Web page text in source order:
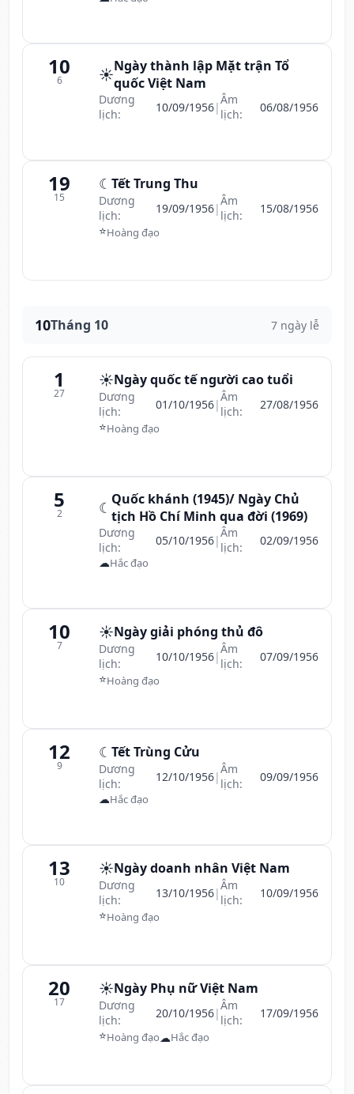
10
6 ☀️Ngày thành lập Mặt trận Tổ
quốc Việt Nam
Dương
lịch:
10/09/1956|Âm
lịch:
06/08/1956
19
15
☾ Tết Trung Thu
Dương
lịch:
19/09/1956|Âm
lịch:
15/08/1956
⭐Hoàng đạo
10Tháng 10 7 ngày lễ
1
27
☀️Ngày quốc tế người cao tuổi
Dương
lịch:
01/10/1956|Âm
lịch:
27/08/1956
⭐Hoàng đạo
5
2 ☾ Quốc khánh (1945)/ Ngày Chủ
tịch Hồ Chí Minh qua đời (1969)
Dương
lịch:
05/10/1956|Âm
lịch:
02/09/1956
☁Hắc đạo
10
7
☀️Ngày giải phóng thủ đô
Dương
lịch:
10/10/1956|Âm
lịch:
07/09/1956
⭐Hoàng đạo
12
9
☾ Tết Trùng Cửu
Dương
lịch:
12/10/1956|Âm
lịch:
09/09/1956
☁Hắc đạo
13
10
☀️Ngày doanh nhân Việt Nam
Dương
lịch:
13/10/1956|Âm
lịch:
10/09/1956
⭐Hoàng đạo
20
17
☀️Ngày Phụ nữ Việt Nam
Dương
lịch:
20/10/1956|Âm
lịch:
17/09/1956
⭐Hoàng đạo☁Hắc đạo